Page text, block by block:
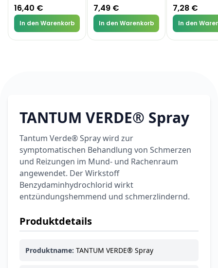
16,40 €
In den Warenkorb
7,49 €
In den Warenkorb
7,28 €
In den
TANTUM VERDE® Spray
Tantum Verde® Spray wird zur
symptomatischen Behandlung von Schmerzen
und Reizungen im Mund- und Rachenraum
angewendet. Der Wirkstoff
Benzydaminhydrochlorid wirkt
entzündungshemmend und schmerzlindernd.
Produktdetails
Produktname: TANTUM VERDE® Spray